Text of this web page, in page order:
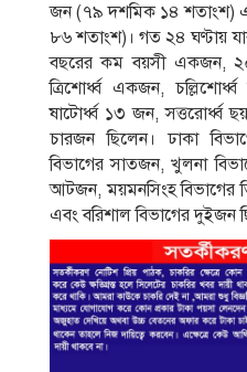
জন (৭৯ দশমিক ১৪ শতাংশ)
৮৬ শতাংশ)। গত ২৪ ঘণ্টায়
বছরের কম বয়সী একজন,
ত্রিশোর্ধ্ব একজন,
ষাটোর্ধ্ব ১৩ জন, সত্তরোর্ধ্ব
চারজন ছিলেন। ঢাকা
বিভাগের সাতজন, খুলনা
আটজন, ময়মনসিংহ বিভাগের
এবং বরিশাল বিভাগের দুইজন